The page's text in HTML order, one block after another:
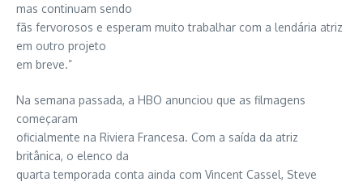
mas continuam sendo
fãs fervorosos e esperam muito trabalhar com a lendária atriz
em outro projeto
em breve.”
Na semana passada, a HBO anunciou que as filmagens
começaram
oficialmente na Riviera Francesa. Com a saída da atriz
britânica, o elenco da
quarta temporada conta ainda com Vincent Cassel, Steve